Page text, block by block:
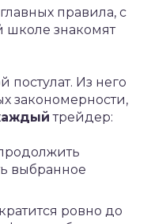
правила, с
знакомят
постулат. Из него
закономерности,
трейдер:
выбранное
ровно до